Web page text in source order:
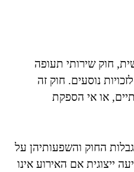
חוק שירותי תעופה
2012, מהווה מקור עיקרי לזכויות נוסעים. חוק זה
או אי הספקת
החוק והשפעותיהן על
ייצוגית אם האירוע אינו